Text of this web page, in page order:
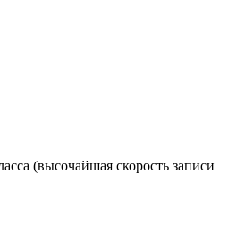
(высочайшая скорость записи